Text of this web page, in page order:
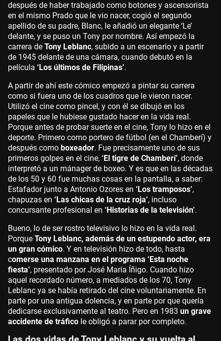
después de haber trabajado como botones y ascensorista
en el mismo Prado que le vio nacer, cogió el segundo
apellido de su padre, Blanc, le añadió un elegante ‘Le’
delante, y se puso un Tony por nombre. Así empezó la
carrera de Tony Leblanc, subido a un escenario y a partir
de 1945 delante de una cámara, cuando debutó en la
película ‘Los últimos de Filipinas’.
A partir de ahí este cómico empezó a pintar su carrera
como si fuera uno de los cuadros que le vieron nacer.
Utilizó el cine como pincel, y con él se dibujó en los
papeles que le hubiese gustado hacer en la vida real.
Porque antes de probar suerte en el cine, Tony lo hizo en el
deporte. Primero como portero de fútbol (en el Chamberí) y
después como boxeador. Fue precisamente uno de sus
primeros golpes en el cine, ‘El tigre de Chamberí’, donde
interpretó a un mánager de boxeo. Y es que en las décadas
de los 50 y 60 fue muchas cosas en la pantalla, a saber:
Estafador junto a Antonio Ozores en ‘Los tramposos’,
chapuzas en ‘Las chicas de la cruz roja’, incluso
concursante profesional en ‘Historias de la televisión’.
Bueno, lo de ser rostro televisivo lo hizo en la vida real.
Porque Tony Leblanc, además de un estupendo actor, era
un gran cómico. Y en televisión hizo de todo, hasta
comerse una manzana en el programa ‘Esta noche
fiesta’, presentado por José María Íñigo. Cuando hizo
aquel recordado número, a mediados de los 70, Tony
Leblanc ya se había retirado del cine voluntariamente. En
parte por una antigua dolencia, y en parte por que quería
dedicarse exclusivamente al teatro. Pero en 1983 un grave
accidente de tráfico le obligó a parar por completo.